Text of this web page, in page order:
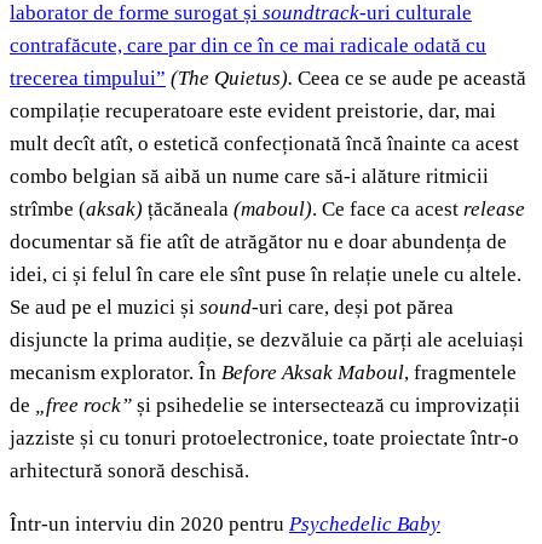
laborator de forme surogat și soundtrack-uri culturale
contrafăcute, care par din ce în ce mai radicale odată cu
trecerea timpului” (The Quietus). Ceea ce se aude pe această
compilație recuperatoare este evident preistorie, dar, mai
mult decît atît, o estetică confecționată încă înainte ca acest
combo belgian să aibă un nume care să-i alăture ritmicii
strîmbe (aksak) țăcăneala (maboul). Ce face ca acest release
documentar să fie atît de atrăgător nu e doar abundența de
idei, ci și felul în care ele sînt puse în relație unele cu altele.
Se aud pe el muzici și sound-uri care, deși pot părea
disjuncte la prima audiție, se dezvăluie ca părți ale aceluiași
mecanism explorator. În Before Aksak Maboul, fragmentele
de „free rock” și psihedelie se intersectează cu improvizații
jazziste și cu tonuri protoelectronice, toate proiectate într-o
arhitectură sonoră deschisă.
Într-un interviu din 2020 pentru Psychedelic Baby